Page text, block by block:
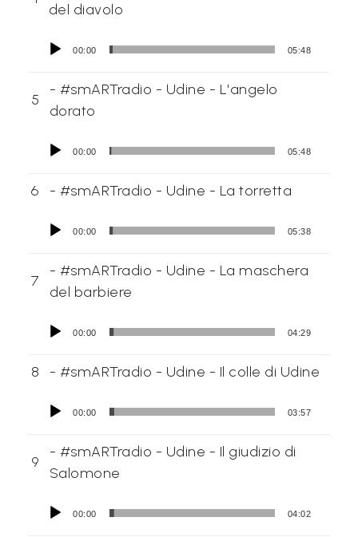
del diavolo
00:00 05:48
5
- #smARTradio - Udine - L'angelo
dorato
00:00 05:48
6 - #smARTradio - Udine - La torretta
00:00 05:38
7
- #smARTradio - Udine - La maschera
del barbiere
00:00 04:29
8 - #smARTradio - Udine - Il colle di Udine
00:00 03:57
9
- #smARTradio - Udine - Il giudizio di
Salomone
00:00 04:02